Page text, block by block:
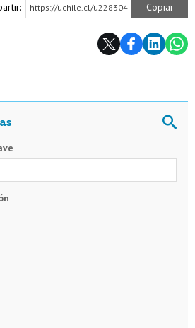
https://uchile.cl/u228304 Copiar